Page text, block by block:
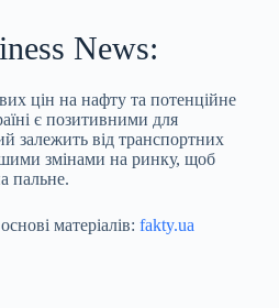
News:
цін на нафту та потенційне
є позитивними для
залежить від транспортних
змінами на ринку, щоб
пальне.
матеріалів: fakty.ua